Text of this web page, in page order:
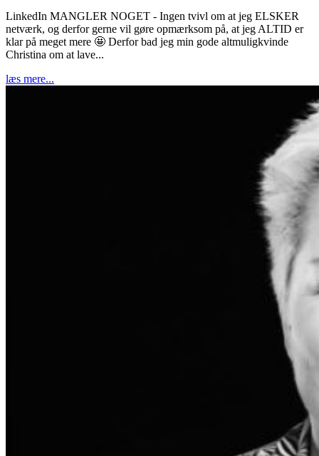
LinkedIn MANGLER NOGET - Ingen tvivl om at jeg ELSKER
netværk, og derfor gerne vil gøre opmærksom på, at jeg ALTID er
klar på meget mere 🤩 Derfor bad jeg min gode altmuligkvinde
Christina om at lave...
læs mere...